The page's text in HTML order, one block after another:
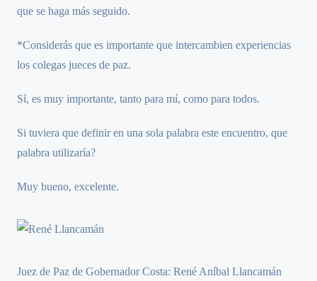
que se haga más seguido.
*Considerás que es importante que intercambien experiencias
los colegas jueces de paz.
Sí, es muy importante, tanto para mí, como para todos.
Si tuviera que definir en una sola palabra este encuentro, que
palabra utilizaría?
Muy bueno, excelente.
Juez de Paz de Gobernador Costa: René Aníbal Llancamán